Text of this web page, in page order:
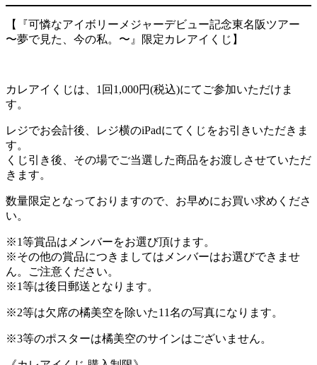
【『可憐なアイボリーメジャーデビュー記念東名阪ツアー
〜夢で見た、今の私。〜』限定カレアイくじ】
カレアイくじは、1回1,000円(税込)にてご参加いただけま
す。
レジでお会計後、レジ横のiPadにてくじをお引きいただきま
す。
くじ引き後、その場でご当選した商品をお渡しさせていただ
きます。
数量限定となっておりますので、お早めにお買い求めくださ
い。
※1等賞品はメンバーをお選び頂けます。
※その他の賞品につきましてはメンバーはお選びできませ
ん。ご注意ください。
※1等は後日郵送となります。
※2等は欠席の橘美空を除いた11名の写真になります。
※3等のポスターは橘美空のサインはございません。